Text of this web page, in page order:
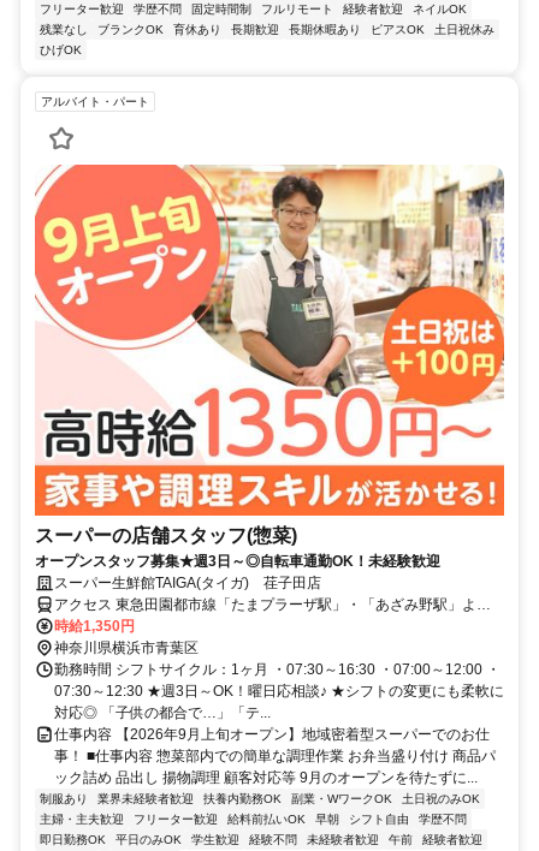
フリーター歓迎 学歴不問 固定時間制 フルリモート 経験者歓迎
ネイルOK
残業なし
ブランクOK 育休あり 長期歓迎 長期休暇あり ピアスOK
土日祝休み
ひげOK
アルバイト・パート
スーパーの店舗スタッフ(惣菜)
オープンスタッフ募集★週3日～◎自転車通勤OK！未経験歓迎
スーパー生鮮館TAIGA(タイガ) 荏子田店
アクセス 東急田園都市線「たまプラーザ駅」・「あざみ野駅」より
東急バス「荏子田二丁目」バス停下車、徒歩約4分 / 小田急小田原線
「新百合ヶ丘駅」より小田急バス「あざみ野ガーデンズ」バス停下車
徒歩10分
時給1,350円
神奈川県横浜市青葉区
勤務時間 シフトサイクル：1ヶ月 ・07:30～16:30 ・07:00～12:00 ・
07:30～12:30 ★週3日～OK！曜日応相談♪ ★シフトの変更にも柔軟に
対応◎ 「子供の都合で…」「テ...
仕事内容 【2026年9月上旬オープン】地域密着型スーパーでのお仕
事！ ■仕事内容 惣菜部内での簡単な調理作業 お弁当盛り付け 商品パ
ック詰め 品出し 揚物調理 顧客対応等 9月のオープンを待たずに...
制服あり 業界未経験者歓迎 扶養内勤務OK 副業・WワークOK
土日祝のみOK
主婦・主夫歓迎
フリーター歓迎 給料前払いOK 早朝 シフト自由
学歴不問
即日勤務OK
平日のみOK 学生歓迎 経験不問 未経験者歓迎 午前
経験者歓迎